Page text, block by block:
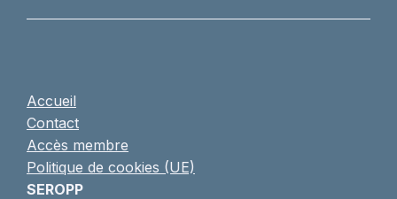
Accueil
Contact
Accès membre
Politique de cookies (UE)
SEROPP